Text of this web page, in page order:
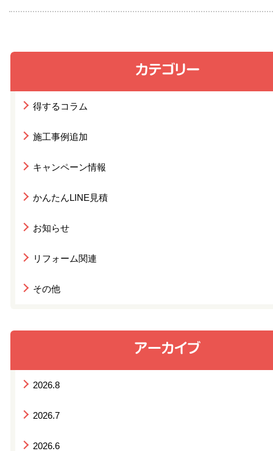
得するコラム
施工事例追加
キャンペーン情報
かんたんLINE見積
お知らせ
リフォーム関連
その他
2026.8
2026.7
2026.6